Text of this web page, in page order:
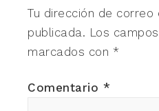
Tu dirección de
publicada. Los
marcados con *
Comentario *